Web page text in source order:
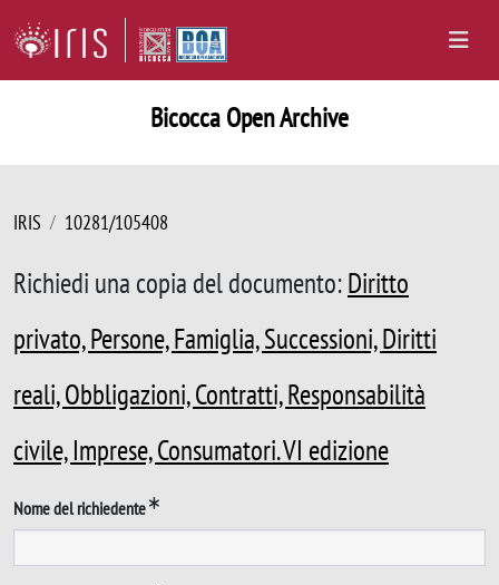
Bicocca Open Archive
IRIS 10281/105408
Richiedi una copia del documento:Diritto
privato, Persone, Famiglia, Successioni, Diritti
reali, Obbligazioni, Contratti, Responsabilità
civile, Imprese, Consumatori. VI edizione
Nome del richiedente